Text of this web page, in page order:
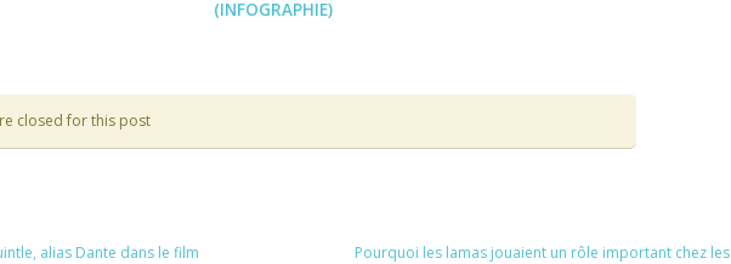
(INFOGRAPHIE)
closed for this post
alias Dante dans le film
Pourquoi les lamas jouaient un rôle important chez les